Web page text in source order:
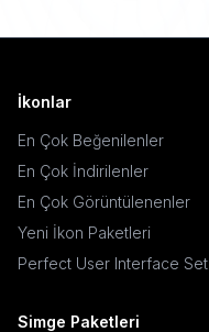
İkonlar
En Çok Beğenilenler
En Çok İndirilenler
En Çok Görüntülenenler
Yeni İkon Paketleri
Perfect User Interface Set
Simge Paketleri